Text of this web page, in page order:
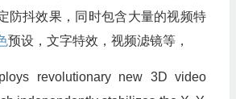
防抖效果，同时包含大量的视频特
预设，文字特效，视频滤镜等，
revolutionary new 3D video